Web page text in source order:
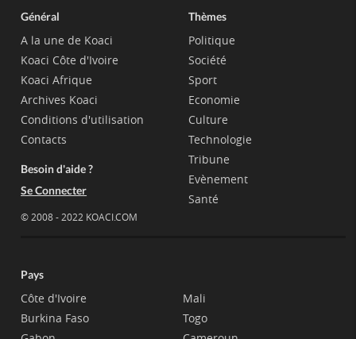
Général
A la une de Koaci
Koaci Côte d'Ivoire
Koaci Afrique
Archives Koaci
Conditions d'utilisation
Contacts
Besoin d'aide ?
Se Connecter
© 2008 - 2022 KOACI.COM
Thèmes
Politique
Société
Sport
Economie
Culture
Technologie
Tribune
Evènement
Santé
Pays
Côte d'Ivoire
Burkina Faso
Mali
Togo